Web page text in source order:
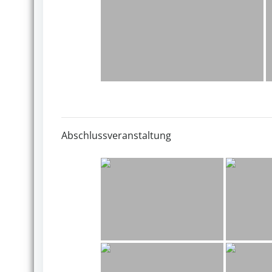
Abschlussveranstaltung